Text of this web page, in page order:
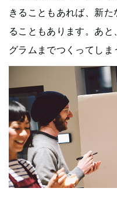
きることもあれば、新
ることもあります。あ
グラムまでつくってしま